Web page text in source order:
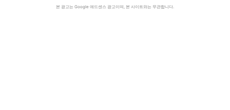
본 광고는 Google 애드센스 광고이며, 본 사이트와는 무관합니다.